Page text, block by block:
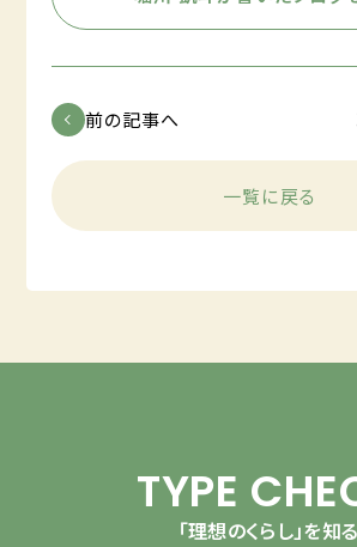
前の記事へ
一覧に戻る
TYPE
「理想のくらし」を知る